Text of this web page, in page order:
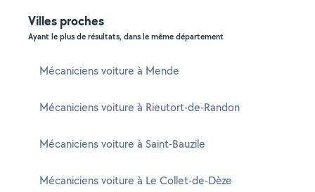
Villes proches
Ayant le plus de résultats, dans le même département
Mécaniciens voiture à Mende
Mécaniciens voiture à Rieutort-de-Randon
Mécaniciens voiture à Saint-Bauzile
Mécaniciens voiture à Le Collet-de-Dèze